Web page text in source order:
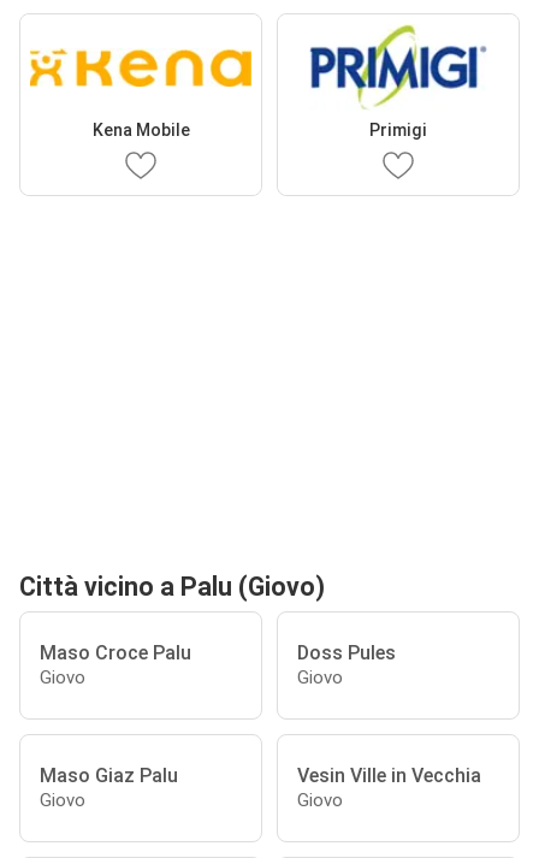
Kena Mobile Primigi
Città vicino a Palu (Giovo)
Maso Croce Palu
Giovo
Doss Pules
Giovo
Maso Giaz Palu
Giovo
Vesin Ville in Vecchia
Giovo